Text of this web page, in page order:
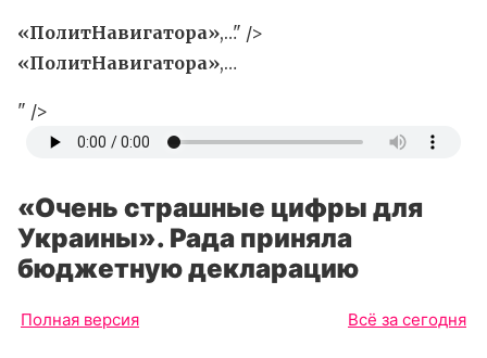
«ПолитНавигатора»,…" />
«ПолитНавигатора»,…
" />
«Очень страшные цифры для
Украины». Рада приняла
бюджетную декларацию
Полная версия Всё за сегодня